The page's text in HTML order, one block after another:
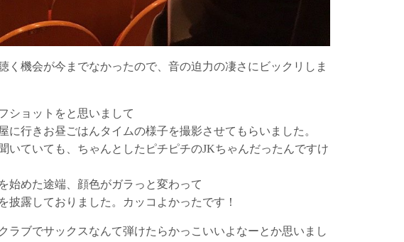
く機会が今までなかったので、音の迫力の凄さにビックリしま
ショットをと思いまして
に行きお昼ごはんタイムの様子を撮影させてもらいました。
いていても、ちゃんとしたピチピチのJKちゃんだったんですけ
始めた途端、顔色がガラっと変わって
披露しておりました。カッコよかったです！
ラブでサックスなんて弾けたらかっこいいよなーとか思いまし